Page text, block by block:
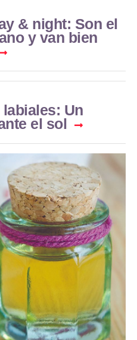
& night: Son el
y van bien
Un
el sol